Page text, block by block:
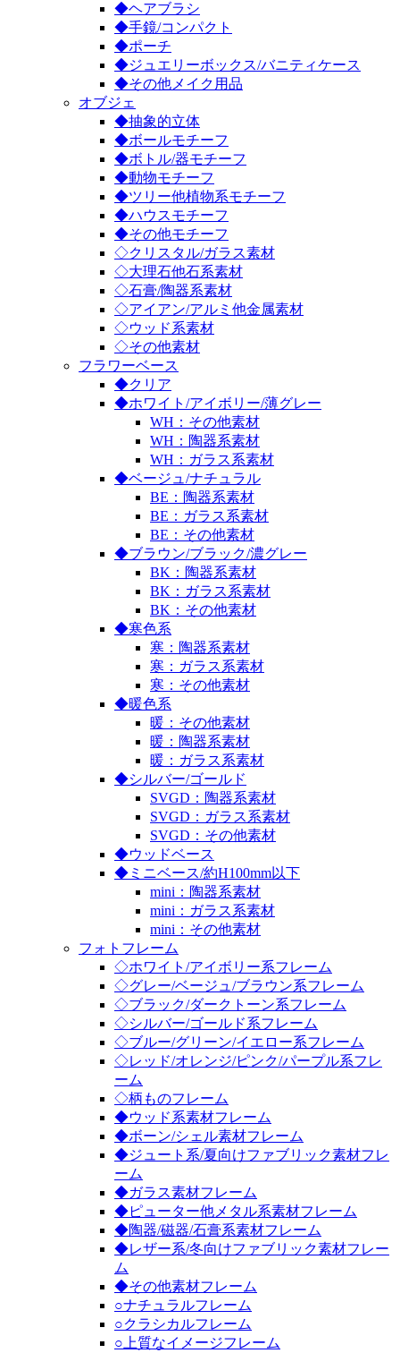
◆ヘアブラシ
◆手鏡/コンパクト
◆ポーチ
◆ジュエリーボックス/バニティケース
◆その他メイク用品
オブジェ
◆抽象的立体
◆ボールモチーフ
◆ボトル/器モチーフ
◆動物モチーフ
◆ツリー他植物系モチーフ
◆ハウスモチーフ
◆その他モチーフ
◇クリスタル/ガラス素材
◇大理石他石系素材
◇石膏/陶器系素材
◇アイアン/アルミ他金属素材
◇ウッド系素材
◇その他素材
フラワーベース
◆クリア
◆ホワイト/アイボリー/薄グレー
WH：その他素材
WH：陶器系素材
WH：ガラス系素材
◆ベージュ/ナチュラル
BE：陶器系素材
BE：ガラス系素材
BE：その他素材
◆ブラウン/ブラック/濃グレー
BK：陶器系素材
BK：ガラス系素材
BK：その他素材
◆寒色系
寒：陶器系素材
寒：ガラス系素材
寒：その他素材
◆暖色系
暖：その他素材
暖：陶器系素材
暖：ガラス系素材
◆シルバー/ゴールド
SVGD：陶器系素材
SVGD：ガラス系素材
SVGD：その他素材
◆ウッドベース
◆ミニベース/約H100mm以下
mini：陶器系素材
mini：ガラス系素材
mini：その他素材
フォトフレーム
◇ホワイト/アイボリー系フレーム
◇グレー/ベージュ/ブラウン系フレーム
◇ブラック/ダークトーン系フレーム
◇シルバー/ゴールド系フレーム
◇ブルー/グリーン/イエロー系フレーム
◇レッド/オレンジ/ピンク/パープル系フレ
ーム
◇柄ものフレーム
◆ウッド系素材フレーム
◆ボーン/シェル素材フレーム
◆ジュート系/夏向けファブリック素材フレ
ーム
◆ガラス素材フレーム
◆ピューター他メタル系素材フレーム
◆陶器/磁器/石膏系素材フレーム
◆レザー系/冬向けファブリック素材フレー
ム
◆その他素材フレーム
○ナチュラルフレーム
○クラシカルフレーム
○上質なイメージフレーム